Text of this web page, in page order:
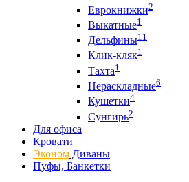
Еврокнижки2
Выкатные1
Дельфины11
Клик-кляк1
Тахта1
Нераскладные6
Кушетки4
Сунгирь2
Для офиса
Кровати
Эконом Диваны
Пуфы, Банкетки